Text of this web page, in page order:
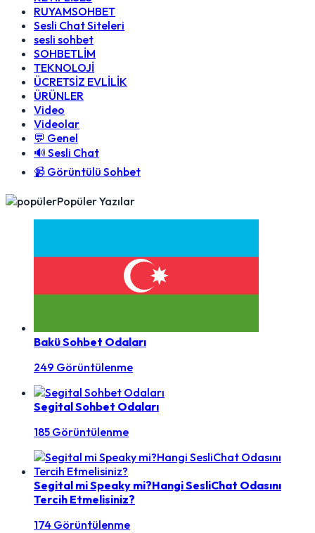
RUYAMSOHBET
Sesli Chat Siteleri
sesli sohbet
SOHBETLİM
TEKNOLOJİ
ÜCRETSİZ EVLİLİK
ÜRÜNLER
Video
Videolar
💬 Genel
🔊 Sesli Chat
📹 Görüntülü Sohbet
Popüler Yazılar
Bakü Sohbet Odaları
249 Görüntülenme
Segital Sohbet Odaları
185 Görüntülenme
Segital mi Speaky mi?Hangi SesliChat Odasını
Tercih Etmelisiniz?
174 Görüntülenme